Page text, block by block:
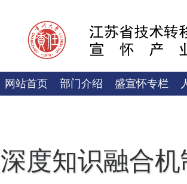
网站首页 部门介绍 盛宣怀专栏
深度知识融合